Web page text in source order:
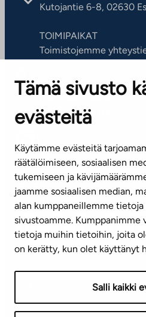
Tämä sivusto
evästeitä
Käytämme evästeitä
räätälöimiseen, sosiaalisen
tukemiseen ja
jaamme sosiaalisen median,
alan kumppaneillemme
sivustoamme. Kumppanimme
tietoja muihin tietoihin, joita
on kerätty, kun olet käyttänyt
Salli kaikki
Kutojantie 6-8, 02630
TOIMIPAIKAT
Toimistojemme
Puh. 045 7734 3777
(arkisin klo 8-16)
info@ta.fi
Tilaa uutiskirje
Tietosuojaseloste